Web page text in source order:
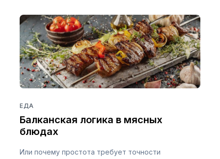
ЕДА
Балканская логика в мясных
блюдах
Или почему простота требует точности